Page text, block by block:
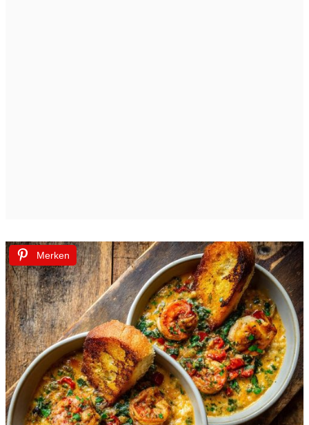
Merken